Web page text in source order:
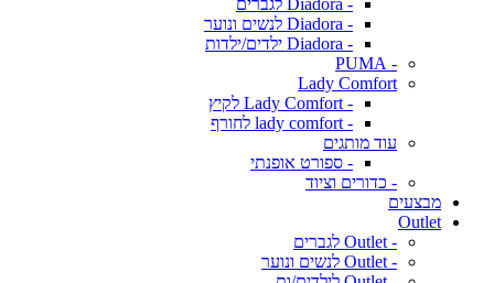
- Diadora לגברים
- Diadora לנשים ונוער
- Diadora ילדים/ילדות
- PUMA
Lady Comfort
- Lady Comfort לקיץ
- lady comfort לחורף
עוד מותגים
- ספורט אופנתי
- כדורים וציוד
מבצעים
Outlet
- Outlet לגברים
- Outlet לנשים ונוער